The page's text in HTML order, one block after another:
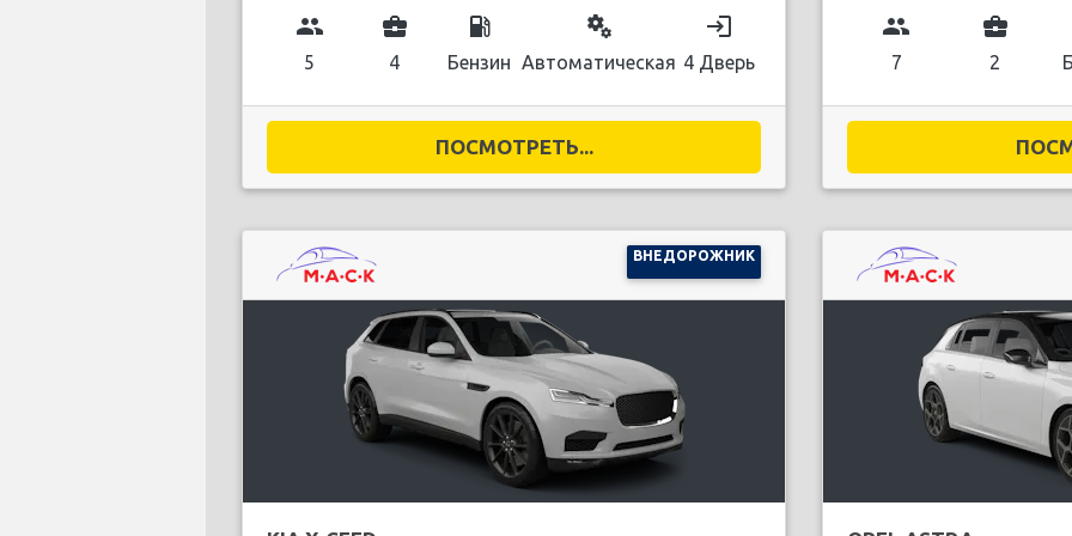
group
5
business_center
4
local_gas_station
Бензин
miscellaneous_services
Автоматическая
login
4 Дверь
ПОСМОТРЕТЬ...
group
7
business_center
2
ВНЕДОРОЖНИК